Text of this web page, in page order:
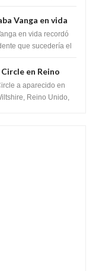
Vanga en vida
de la vidente
en vida recordó
que sucedería el
en Reino
a aparecido en
Reino Unido,